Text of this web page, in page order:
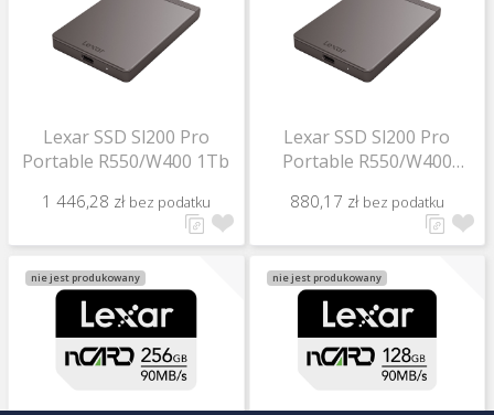
Lexar SSD Sl200 Pro
Portable R550/W400 1Tb
1 446,28 zł bez podatku
Lexar SSD Sl200 Pro
Portable R550/W400
880,17 zł bez podatku
nie jest produkowany nie jest produkowany